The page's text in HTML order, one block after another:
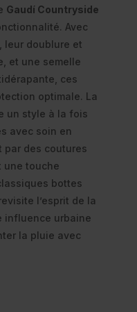
Gaudí Countryside
Avec
leur doublure et
et une semelle
ces
optimale. La
un style à la fois
avec soin en
par des coutures
une touche
bottes
l’esprit de la
influence urbaine
la pluie avec